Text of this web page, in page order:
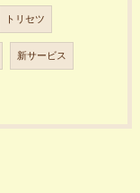
トリセツ
新サービス